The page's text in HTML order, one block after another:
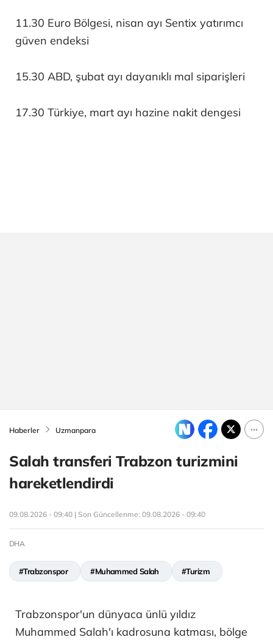
11.30 Euro Bölgesi, nisan ayı Sentix yatırımcı
güven endeksi
15.30 ABD, şubat ayı dayanıklı mal siparişleri
17.30 Türkiye, mart ayı hazine nakit dengesi
Haberler Uzmanpara
Salah transferi Trabzon turizmini
hareketlendirdi
09.08.2026 - 09:40 | Son Güncellenme: 09.08.2026 - 09:40
DHA
#Trabzonspor #Muhammed Salah #Turizm
Trabzonspor'un dünyaca ünlü yıldız
Muhammed Salah'ı kadrosuna katması, bölge